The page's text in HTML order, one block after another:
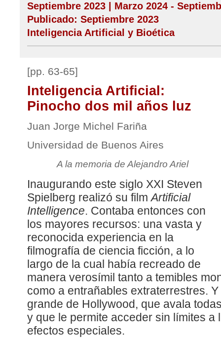
Septiembre 2023 | Marzo 2024 -
Publicado: Septiembre 2023
Inteligencia Artificial y Bioética
[pp. 63-65]
Inteligencia Artificial:
Pinocho dos mil años luz
Juan Jorge Michel Fariña
Universidad de Buenos Aires
A la memoria de Alejandro Ariel
Inaugurando este siglo XXI Steven
Spielberg realizó su filmArtificial
Intelligence. Contaba entonces con
los mayores recursos: una vasta y
reconocida experiencia en la
filmografía de ciencia ficción, a lo
largo de la cual había recreado de
manera verosímil tanto a temibles
como a entrañables extraterrestres.
grande de Hollywood, que avala
y que le permite acceder sin límites a
efectos especiales.